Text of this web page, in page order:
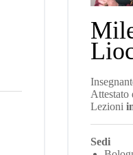
Lezioni
Sedi